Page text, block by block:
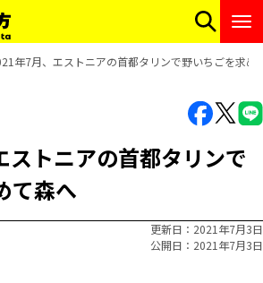
年7月、エストニアの首都タリンで野いちごを求め
トニアの首都タリンで
て森へ
更新日
2021年7月3日
公開日
2021年7月3日